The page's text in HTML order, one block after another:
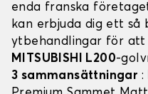
enda franska
kan erbjuda dig ett så
ytbehandlingar för att
MITSUBISHI L200-
3 sammansättningar :